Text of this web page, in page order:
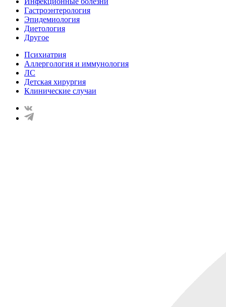
Гастроэнтерология
Эпидемиология
Диетология
Другое
Психиатрия
Аллергология и иммунология
ЛС
Детская хирургия
Клинические случаи